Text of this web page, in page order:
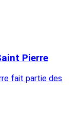
Pierre
fait partie des